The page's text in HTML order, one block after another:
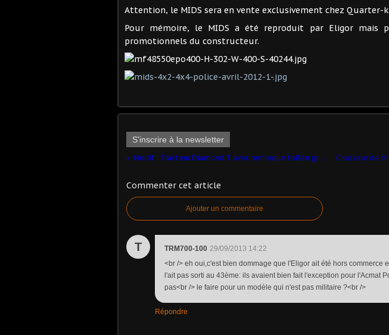
Attention, le MIDS sera en vente exclusivement chez Quarter-
Pour mémoire, le MIDS a été reproduit par Eligor mais
promotionnels du constructeur.
S'inscrire à la newsletter
Modif : Tracteur Diamond T avec remorque tollée (par Robert B.)
Commenter cet article
Ajouter un commentaire
T TRM700-100 29/09/2013 14:22
<br /> eh oui,c'est bien dommage que l'Eligor ait été hors commerce
l'ait pas sorti au 43ème: ils avaient bien fait l'exception pour l'Acmat
pas<br /> le faire pour un modèle qui n'est pas militaire ?<br />
Répondre